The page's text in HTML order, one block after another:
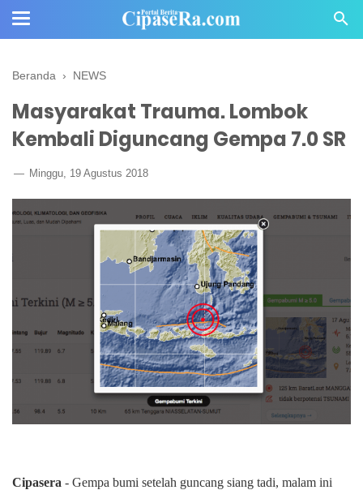
Beranda › NEWS
Masyarakat Trauma. Lombok
Kembali Diguncang Gempa 7.0 SR
Minggu, 19 Agustus 2018
Cipasera - Gempa bumi setelah guncang siang tadi, malam ini